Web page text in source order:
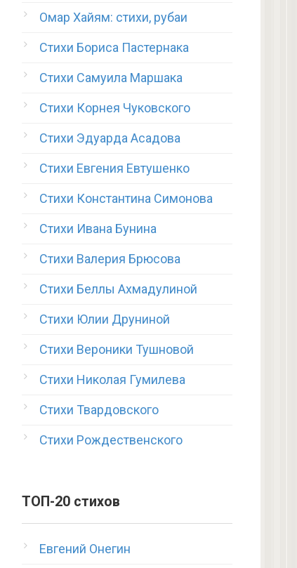
Омар Хайям: стихи, рубаи
Стихи Бориса Пастернака
Стихи Самуила Маршака
Стихи Корнея Чуковского
Стихи Эдуарда Асадова
Стихи Евгения Евтушенко
Стихи Константина Симонова
Стихи Ивана Бунина
Стихи Валерия Брюсова
Стихи Беллы Ахмадулиной
Стихи Юлии Друниной
Стихи Вероники Тушновой
Стихи Николая Гумилева
Стихи Твардовского
Стихи Рождественского
ТОП-20 стихов
Евгений Онегин